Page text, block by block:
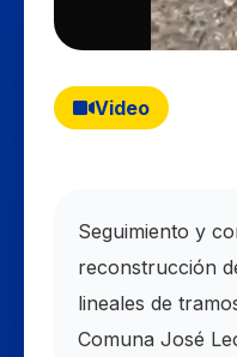
Video
Seguimiento y
reconstrucción
lineales de
Comuna José